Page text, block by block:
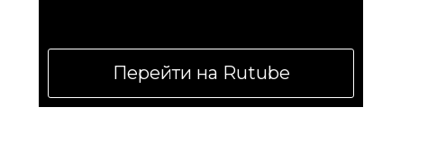
Перейти на Rutube